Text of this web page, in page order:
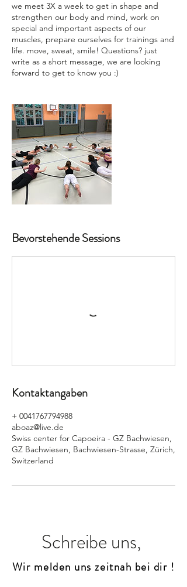
we meet 3X a week to get in shape and
strengthen our body and mind, work on
special and important aspects of our
muscles, prepare ourselves for trainings and
life. move, sweat, smile! Questions? just
write as a short message, we are looking
forward to get to know you :)
Bevorstehende Sessions
Kontaktangaben
+ 0041767794988
aboaz@live.de
Swiss center for Capoeira - GZ Bachwiesen,
GZ Bachwiesen, Bachwiesen-Strasse, Zürich,
Switzerland
Schreibe uns,
Wir melden uns zeitnah bei dir !